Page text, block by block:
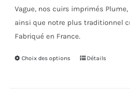
Vague, nos cuirs imprimés Plume,
ainsi que notre plus traditionnel
Fabriqué en France.
Choix des options
CeDétails